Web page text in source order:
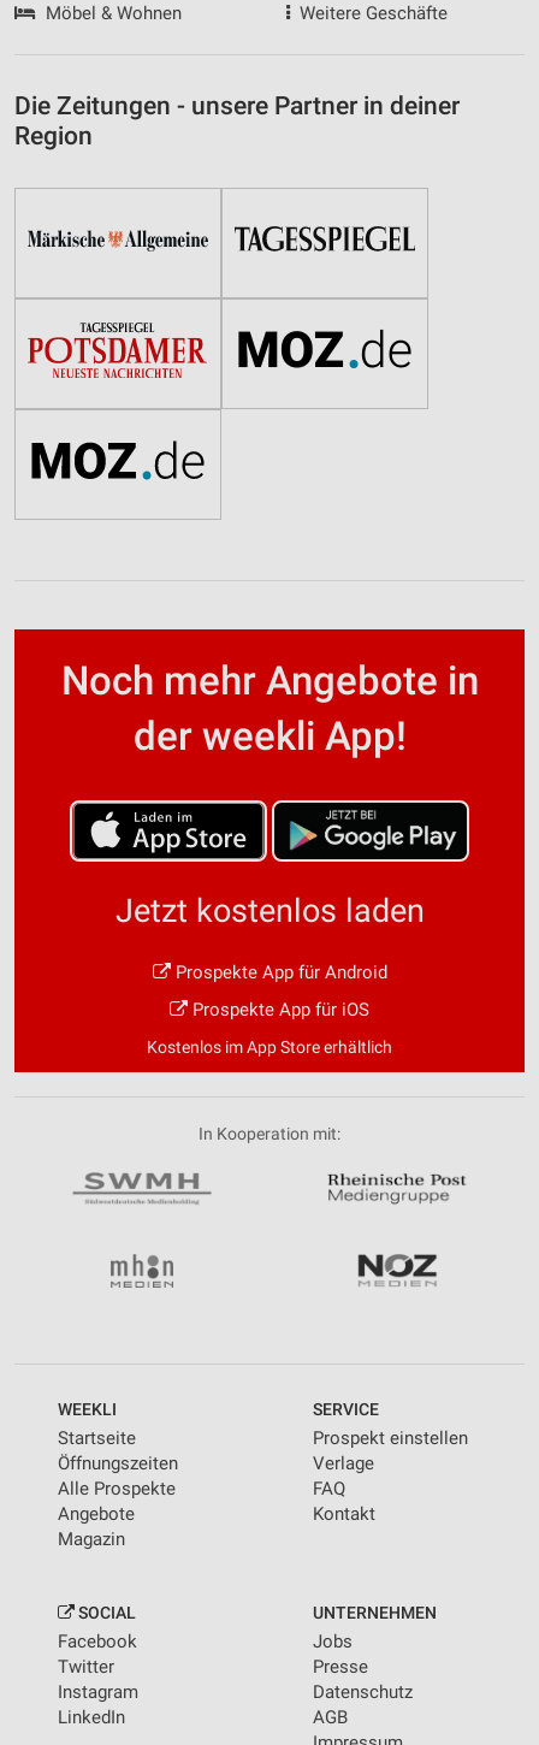
Möbel & Wohnen
Weitere Geschäfte
Die Zeitungen - unsere Partner in deiner
Region
Noch mehr Angebote in
der weekli App!
Jetzt kostenlos laden
Prospekte App für Android
Prospekte App für iOS
Kostenlos im App Store erhältlich
In Kooperation mit:
WEEKLI
Startseite
Öffnungszeiten
Alle Prospekte
Angebote
Magazin
SERVICE
Prospekt einstellen
Verlage
FAQ
Kontakt
SOCIAL
Facebook
Twitter
Instagram
LinkedIn
UNTERNEHMEN
Jobs
Presse
Datenschutz
AGB